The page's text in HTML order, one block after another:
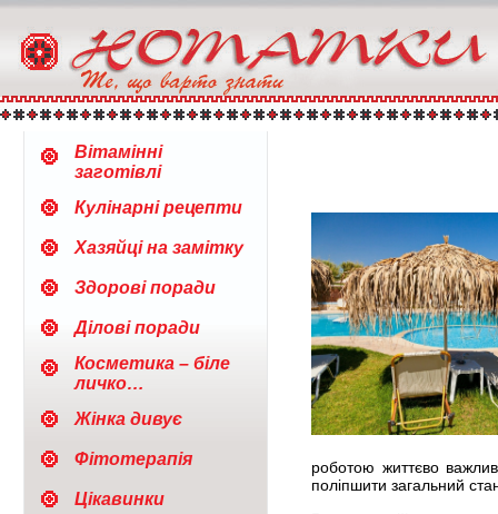
Вітамінні
заготівлі
Кулінарні рецепти
Хазяйці на замітку
Здорові поради
Ділові поради
Косметика – біле
личко…
Жінка дивує
Фітотерапія
Цікавинки
роботою життєво
поліпшити загальний